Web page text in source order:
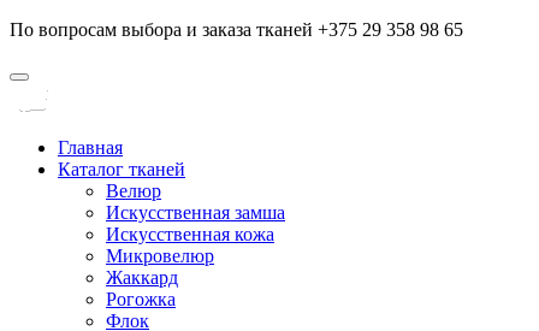
По вопросам выбора и заказа тканей +375 29 358 98 65
Главная
Каталог тканей
Велюр
Искусственная замша
Искусственная кожа
Микровелюр
Жаккард
Рогожка
Флок